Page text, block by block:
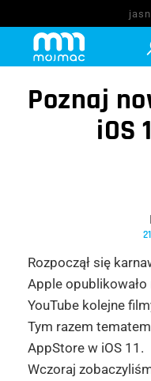
Poznaj
iOS
Rozpoczął się
Apple
YouTube kolejne
Tym razem
AppStore w iOS 11.
Wczoraj